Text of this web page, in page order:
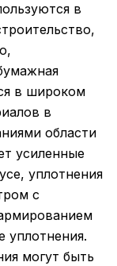
в
в широком
в
области
усиленные
уплотнения
с
уплотнения.
могут быть